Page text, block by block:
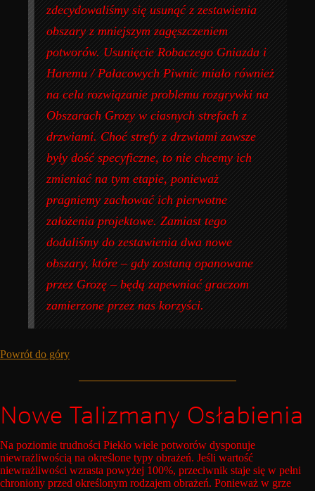
zdecydowaliśmy się usunąć z zestawienia
obszary z mniejszym zagęszczeniem
potworów. Usunięcie Robaczego Gniazda i
Haremu / Pałacowych Piwnic miało również
na celu rozwiązanie problemu rozgrywki na
Obszarach Grozy w ciasnych strefach z
drzwiami. Choć strefy z drzwiami zawsze
były dość specyficzne, to nie chcemy ich
zmieniać na tym etapie, ponieważ
pragniemy zachować ich pierwotne
założenia projektowe. Zamiast tego
dodaliśmy do zestawienia dwa nowe
obszary, które – gdy zostaną opanowane
przez Grozę – będą zapewniać graczom
zamierzone przez nas korzyści.
Powrót do góry
Nowe Talizmany Osłabienia
Na poziomie trudności Piekło wiele potworów dysponuje
niewrażliwością na określone typy obrażeń. Jeśli wartość
niewrażliwości wzrasta powyżej 100%, przeciwnik staje się w pełni
chroniony przed określonym rodzajem obrażeń. Ponieważ w grze